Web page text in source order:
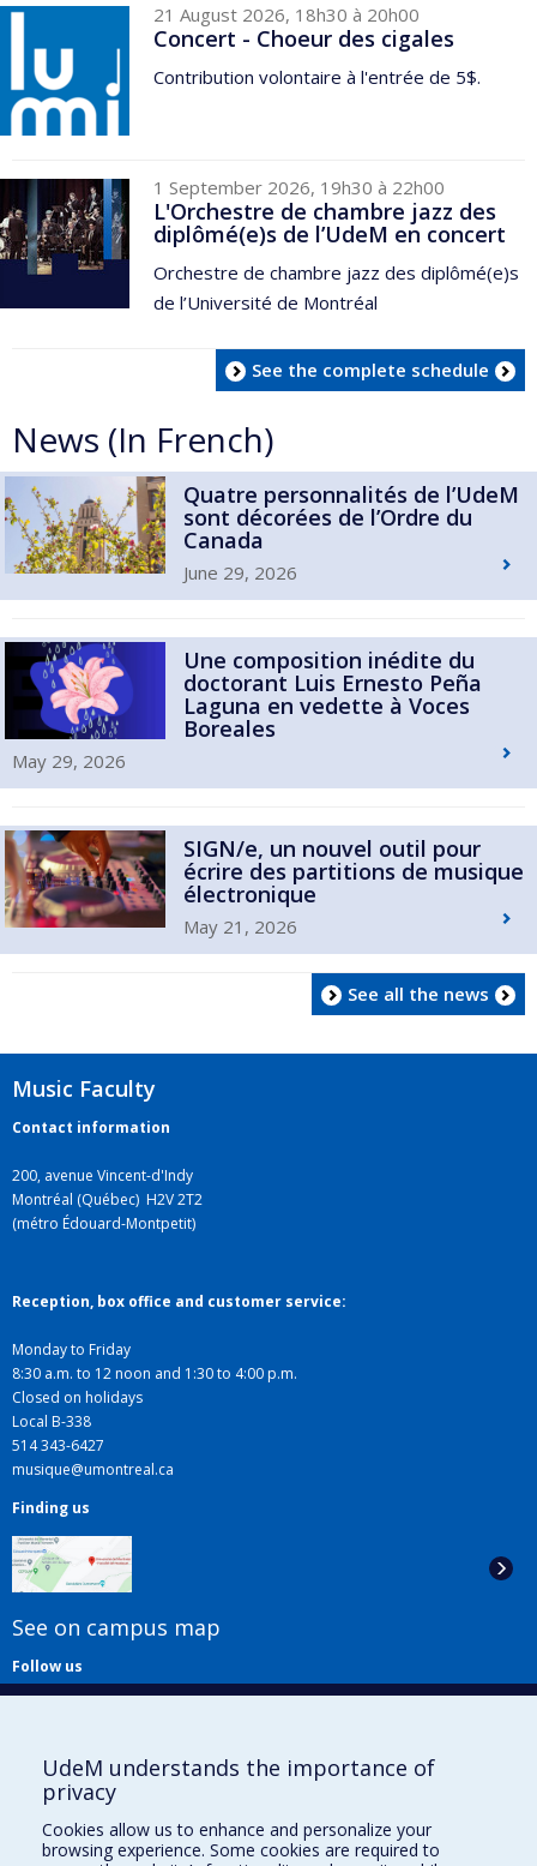
21 August 2026, 18h30 à 20h00
Concert - Choeur des cigales
Contribution volontaire à l'entrée de 5$.
1 September 2026, 19h30 à 22h00
L'Orchestre de chambre jazz des
diplômé(e)s de l’UdeM en concert
Orchestre de chambre jazz des diplômé(e)s
de l’Université de Montréal
See the complete schedule
News (In French)
Quatre personnalités de l’UdeM
sont décorées de l’Ordre du
Canada
June 29, 2026
Une composition inédite du
doctorant Luis Ernesto Peña
Laguna en vedette à Voces
Boreales
May 29, 2026
SIGN/e, un nouvel outil pour
écrire des partitions de musique
électronique
May 21, 2026
See all the news
Music Faculty
Contact information
200, avenue Vincent-d'Indy
Montréal (Québec) H2V 2T2
(métro Édouard-Montpetit)
Reception, box office and customer service:
Monday to Friday
8:30 a.m. to 12 noon and 1:30 to 4:00 p.m.
Closed on holidays
Local B-338
514 343-6427
musique@umontreal.ca
Finding us
See on campus map
Follow us
Useful links
UdeM understands the importance of
privacy
Cookies allow us to enhance and personalize your
browsing experience. Some cookies are required to